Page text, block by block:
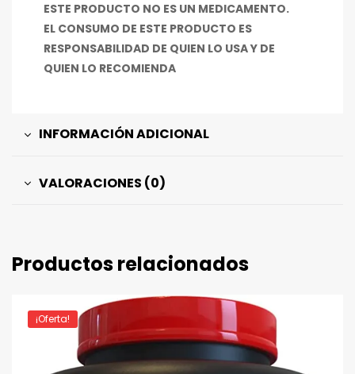
ESTE PRODUCTO NO ES UN MEDICAMENTO.
EL CONSUMO DE ESTE PRODUCTO ES
RESPONSABILIDAD DE QUIEN LO USA Y DE
QUIEN LO RECOMIENDA
INFORMACIÓN ADICIONAL
VALORACIONES (0)
Productos relacionados
¡Oferta!